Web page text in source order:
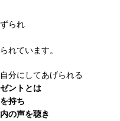
られ
れています。
分にしてあげられる
ントとは
持ち
の声を聴き